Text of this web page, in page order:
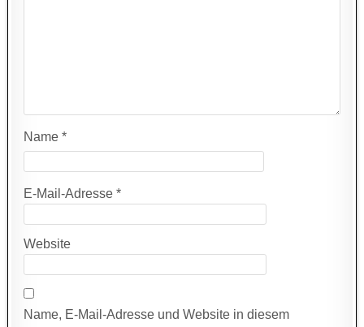
Name*
E-Mail-Adresse*
Website
Name, E-Mail-Adresse und Website in diesem